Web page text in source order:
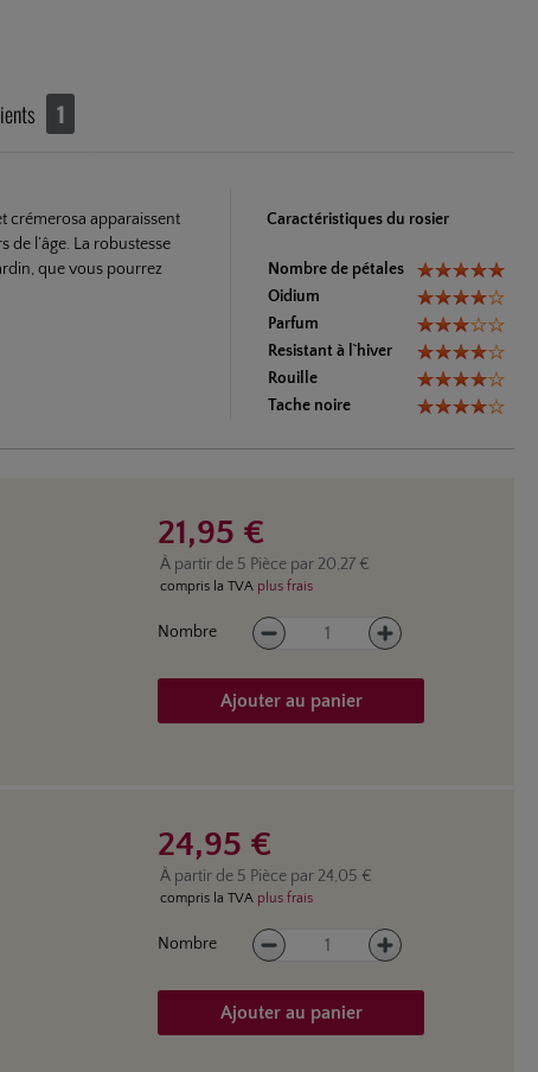
1
crémerosa apparaissent
l’âge. La robustesse
que vous pourrez
Caractéristiques du rosier
Nombre de pétales
Oidium
Parfum
Resistant à l`hiver
Rouille
Tache noire
21,95 €
À partir de 5 Pièce par 20,27 €
compris la TVA plus frais
Quantité de produit : Entrez
Nombre
Ajouter au panier
24,95 €
À partir de 5 Pièce par 24,05 €
compris la TVA plus frais
Quantité de produit : Entrez
Nombre
Ajouter au panier